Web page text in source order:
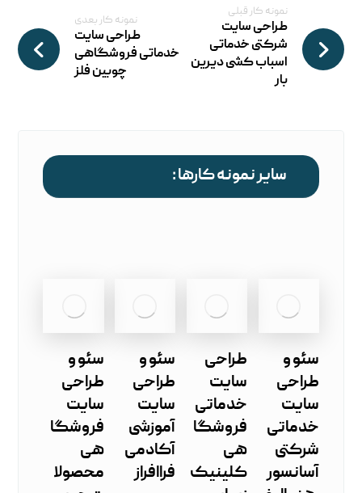
نمونه کار قبلی
طراحی سایت
شرکتی خدماتی
اسباب کشی دیرین
بار
نمونه کار بعدی
طراحی سایت
خدماتی فروشگاهی
چوبین فلز
سایر نمونه کارها :
سئو و
طراحی
سایت
خدماتی
شرکتی
آسانسور
طراحی
سایت
خدماتی
فروشگا
هی
کلینیک
سئو و
طراحی
سایت
آموزشی
آکادمی
فراافراز
سئو و
طراحی
سایت
فروشگا
هی
محصولا